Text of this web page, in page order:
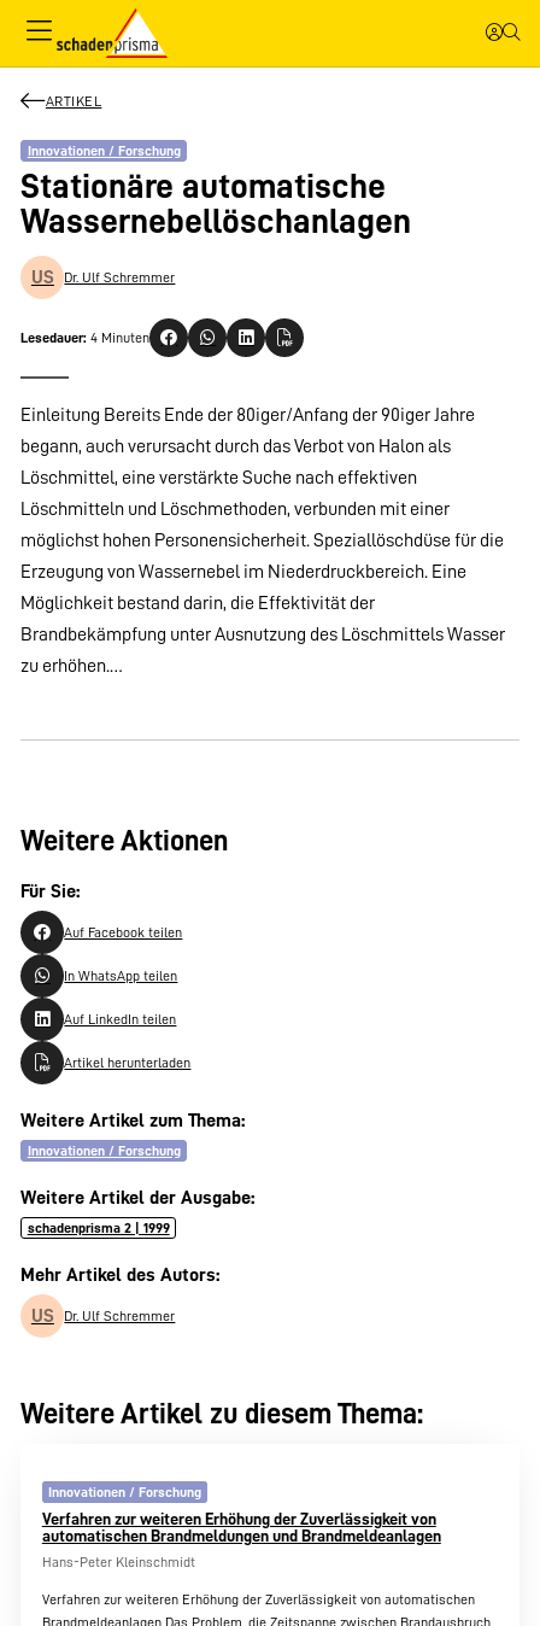
ARTIKEL
Innovationen / Forschung
Stationäre automatische
Wassernebellöschanlagen
US Dr. Ulf Schremmer
Lesedauer: 4 Minuten
Einleitung Bereits Ende der 80iger/Anfang der 90iger Jahre
begann, auch verursacht durch das Verbot von Halon als
Löschmittel, eine verstärkte Suche nach effektiven
Löschmitteln und Löschmethoden, verbunden mit einer
möglichst hohen Personensicherheit. Speziallöschdüse für die
Erzeugung von Wassernebel im Niederdruckbereich. Eine
Möglichkeit bestand darin, die Effektivität der
Brandbekämpfung unter Ausnutzung des Löschmittels Wasser
zu erhöhen.…
Weitere Aktionen
Für Sie:
Auf Facebook teilen
In WhatsApp teilen
Auf LinkedIn teilen
Artikel herunterladen
Weitere Artikel zum Thema:
Innovationen / Forschung
Weitere Artikel der Ausgabe:
schadenprisma 2 | 1999
Mehr Artikel des Autors:
US Dr. Ulf Schremmer
Weitere Artikel zu diesem Thema:
Innovationen / Forschung
Verfahren zur weiteren Erhöhung der Zuverlässigkeit von
automatischen Brandmeldungen und Brandmeldeanlagen
Hans-Peter Kleinschmidt
Verfahren zur weiteren Erhöhung der Zuverlässigkeit von automatischen
Brandmeldeanlagen Das Problem, die Zeitspanne zwischen Brandausbruch